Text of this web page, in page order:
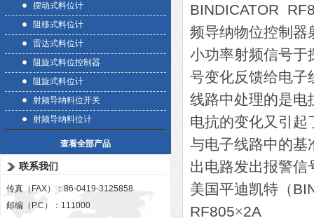
摆动式料位计
阻移式料位计
雷达式料位计
阻旋式料位控制器
阻旋式料位计
射频导纳料位开关
射频导纳料位计
查看全部产品
联系我们
传真（FAX）：86-0419-3125858
邮编（P.C）：111000
BINDICATOR
频导纳物位控制器
小功率射频信号于
号变化反馈给电子
线路中处理的是电
电抗的变化又引起
与电子线路中的基
出电路发出报警信
美国平迪凯特（
RF805×2A